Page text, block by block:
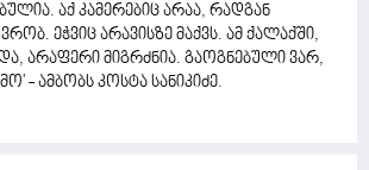
აქ კამერებიც არაა, რადგან
ეჭვიც არავისზე მაქვს. ამ ქალაქში,
არაფერი მიგრძნია. გაოგნებული ვარ,
- ამბობს კოსტა სანიკიძე.